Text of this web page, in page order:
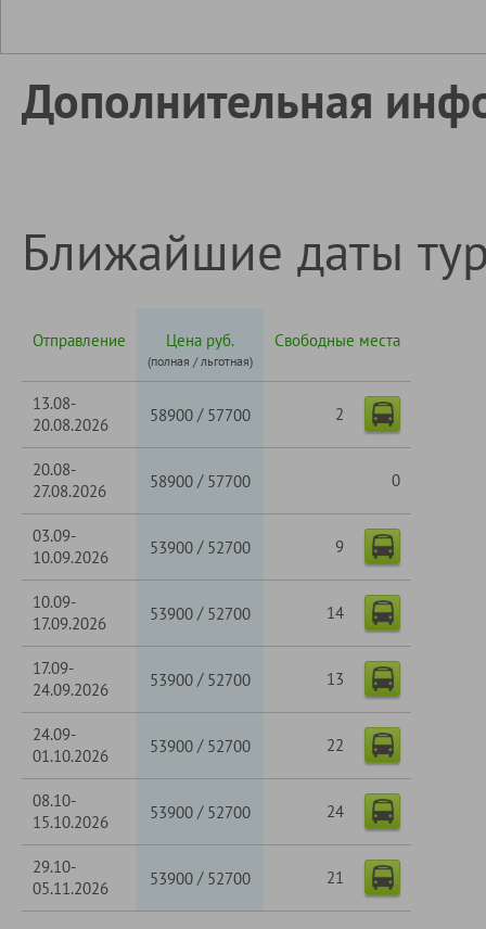
Дополнительная
Ближайшие даты
Отправление Цена руб.
(полная / льготная)
Свободные места
13.08-
20.08.2026
58900 / 57700 2
20.08-
27.08.2026
58900 / 57700 0
03.09-
10.09.2026
53900 / 52700 9
10.09-
17.09.2026
53900 / 52700 14
17.09-
24.09.2026
53900 / 52700 13
24.09-
01.10.2026
53900 / 52700 22
08.10-
15.10.2026
53900 / 52700 24
29.10-
05.11.2026
53900 / 52700 21